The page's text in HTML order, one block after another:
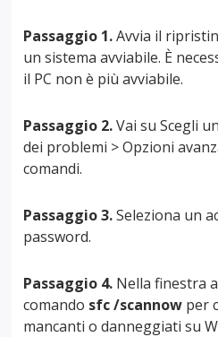
Passaggio 1.Avvia il
un sistema avviabile. È
il PC non è più avviabile.
Passaggio 2.Vai su Scegli
dei problemi > Opzioni
comandi.
Passaggio 3.Seleziona un
password.
Passaggio 4. Nella finestra
comando sfc /scannow per
mancanti o danneggiati su